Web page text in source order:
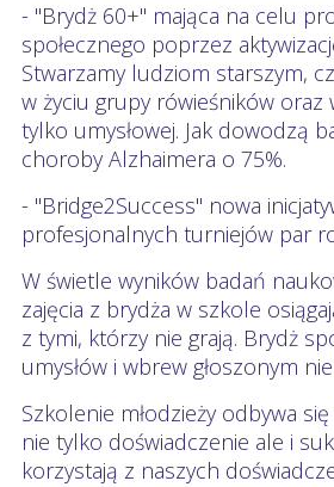
- "Brydż 60+" mająca na celu
społecznego poprzez
Stwarzamy ludziom starszym,
w życiu grupy rówieśników
tylko umysłowej. Jak dowodzą
choroby Alzhaimera o 75%.
- "Bridge2Success" nowa
profesjonalnych turniejów par
W świetle wyników badań
zajęcia z brydża w szkole
z tymi, którzy nie grają. Brydż
umysłów i wbrew głoszonym
Szkolenie młodzieży odbywa
nie tylko doświadczenie ale i
korzystają z naszych